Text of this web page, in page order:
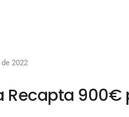
2022
Recapta 900€